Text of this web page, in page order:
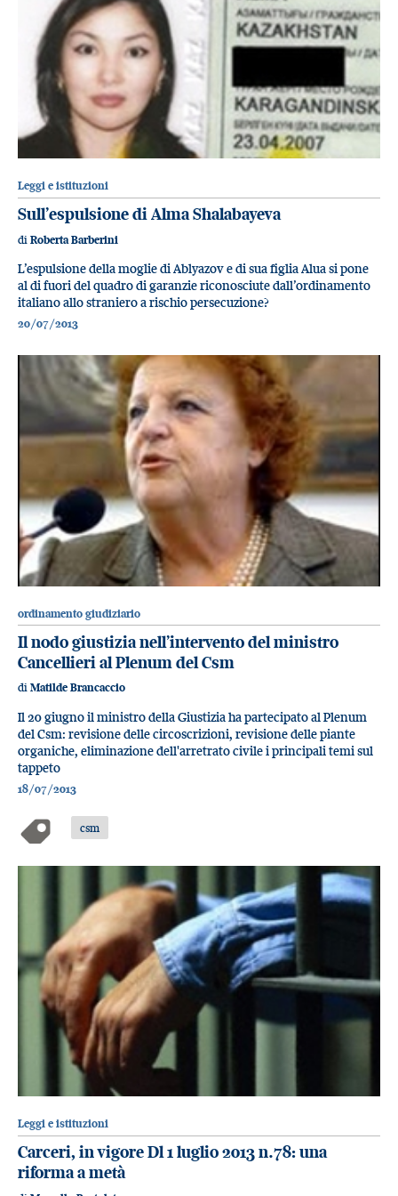
Leggi e istituzioni
Sull’espulsione di Alma Shalabayeva
di Roberta Barberini
L’espulsione della moglie di Ablyazov e di sua figlia Alua si pone
al di fuori del quadro di garanzie riconosciute dall’ordinamento
italiano allo straniero a rischio persecuzione?
20/07/2013
ordinamento giudiziario
Il nodo giustizia nell’intervento del ministro
Cancellieri al Plenum del Csm
di Matilde Brancaccio
Il 20 giugno il ministro della Giustizia ha partecipato al Plenum
del Csm: revisione delle circoscrizioni, revisione delle piante
organiche, eliminazione dell'arretrato civile i principali temi sul
tappeto
18/07/2013
csm
Leggi e istituzioni
Carceri, in vigore Dl 1 luglio 2013 n.78: una
riforma a metà